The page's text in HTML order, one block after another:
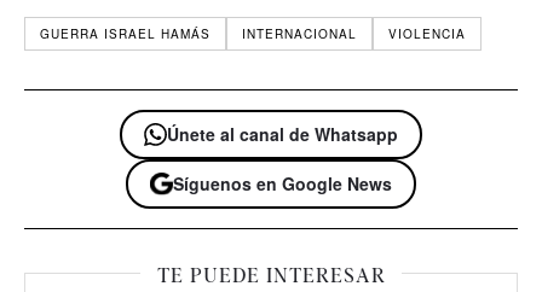
GUERRA ISRAEL HAMÁS INTERNACIONAL VIOLENCIA
Únete al canal de Whatsapp
Síguenos en Google News
TE PUEDE INTERESAR